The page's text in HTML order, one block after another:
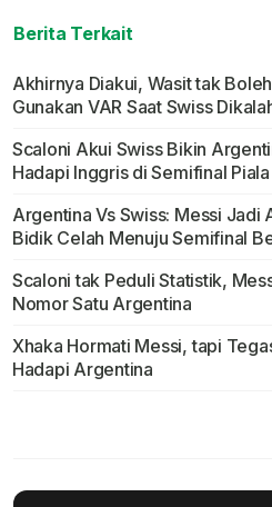
Berita Terkait
Akhirnya Diakui, Wasit tak
Gunakan VAR Saat Swiss
Scaloni Akui Swiss Bikin
Hadapi Inggris di Semifinal
Argentina Vs Swiss: Messi
Bidik Celah Menuju Semifinal
Scaloni tak Peduli Statistik,
Nomor Satu Argentina
Xhaka Hormati Messi, tapi
Hadapi Argentina